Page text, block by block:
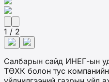
1 / 2
Салбарын сайд ИНЕГ-ын
ТӨХК болон тус